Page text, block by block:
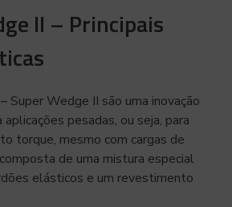
II – Principais
Super Wedge II são uma inovação
pesadas, ou seja, para
torque, mesmo com cargas de
de uma mistura especial
elásticos e um revestimento